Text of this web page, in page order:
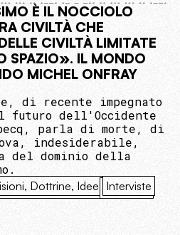
È IL NOCCIOLO
CIVILTÀ CHE
CIVILTÀ LIMITATE
SPAZIO». IL MONDO
MICHEL ONFRAY
di recente impegnato
dell'Occidente
parla di morte, di
indesiderabile,
del dominio della
Dottrine, Idee Interviste